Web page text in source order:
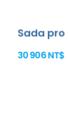
Sada
30 906 NT$